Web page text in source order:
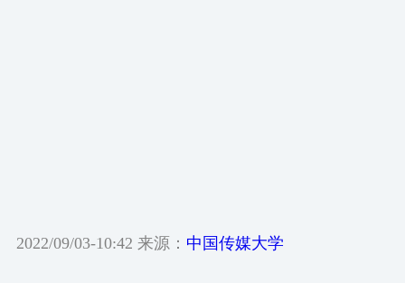
2022/09/03-10:42 来源： 中国传媒大学